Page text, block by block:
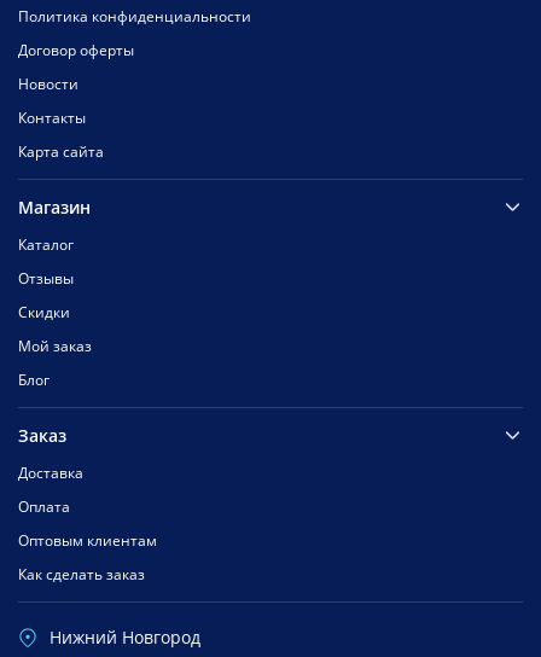
Политика конфиденциальности
Договор оферты
Новости
Контакты
Карта сайта
Магазин
Каталог
Отзывы
Скидки
Мой заказ
Блог
Заказ
Доставка
Оплата
Оптовым клиентам
Как сделать заказ
Нижний Новгород